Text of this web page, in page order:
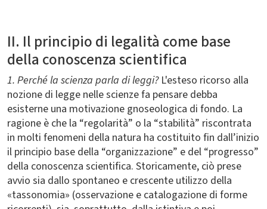
II. Il principio di legalità come base
della conoscenza scientifica
1. Perché la scienza parla di leggi?L'esteso ricorso alla
nozione di legge nelle scienze fa pensare debba
esisterne una motivazione gnoseologica di fondo. La
ragione è che la “regolarità” o la “stabilità” riscontrata
in molti fenomeni della natura ha costituito fin dall’inizio
il principio base della “organizzazione” e del “progresso”
della conoscenza scientifica. Storicamente, ciò prese
avvio sia dallo spontaneo e crescente utilizzo della
«tassonomia» (osservazione e catalogazione di forme